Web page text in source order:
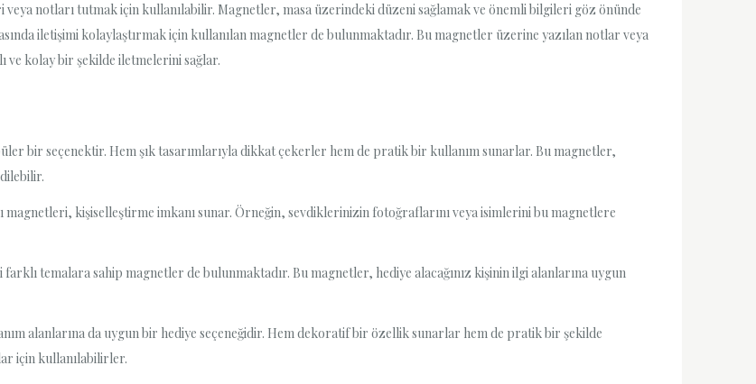
notları tutmak için kullanılabilir. Magnetler, masa üzerindeki düzeni sağlamak ve önemli bilgileri göz önünde
iletişimi kolaylaştırmak için kullanılan magnetler de bulunmaktadır. Bu magnetler üzerine yazılan notlar veya
ve kolay bir şekilde iletmelerini sağlar.
bir seçenektir. Hem şık tasarımlarıyla dikkat çekerler hem de pratik bir kullanım sunarlar. Bu magnetler,
kişiselleştirme imkanı sunar. Örneğin, sevdiklerinizin fotoğraflarını veya isimlerini bu magnetlere
temalara sahip magnetler de bulunmaktadır. Bu magnetler, hediye alacağınız kişinin ilgi alanlarına uygun
alanlarına da uygun bir hediye seçeneğidir. Hem dekoratif bir özellik sunarlar hem de pratik bir şekilde
için kullanılabilirler.